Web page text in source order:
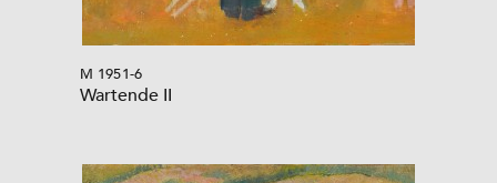
M 1951-6
Wartende II